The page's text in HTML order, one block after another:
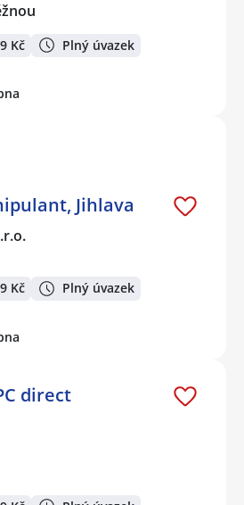
Kč Plný úvazek
Jihlava
Kč Plný úvazek
direct